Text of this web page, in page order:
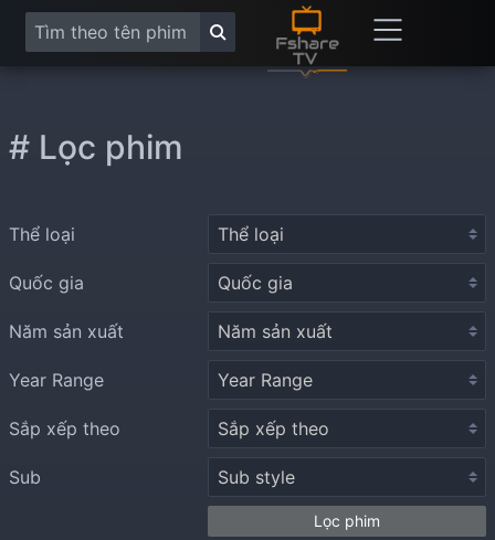
# Lọc phim
Thể loại
Quốc gia
Năm sản xuất
Year Range
Sắp xếp theo
Sub
Lọc phim